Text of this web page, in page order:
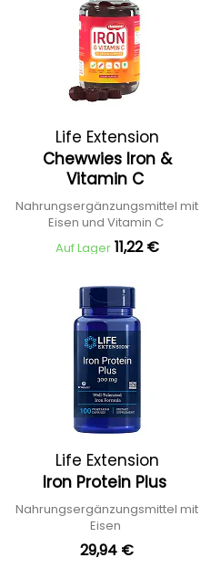
Life Extension
Chewwies Iron &
Vitamin C
Nahrungsergänzungsmittel mit
Eisen und Vitamin C
Auf Lager 11,22 €
Life Extension
Iron Protein Plus
Nahrungsergänzungsmittel mit
Eisen
29,94 €